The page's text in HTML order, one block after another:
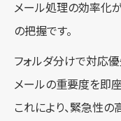
メール処理の効率化
の把握です。
フォルダ分けで対応
メールの重要度を即
これにより、緊急性